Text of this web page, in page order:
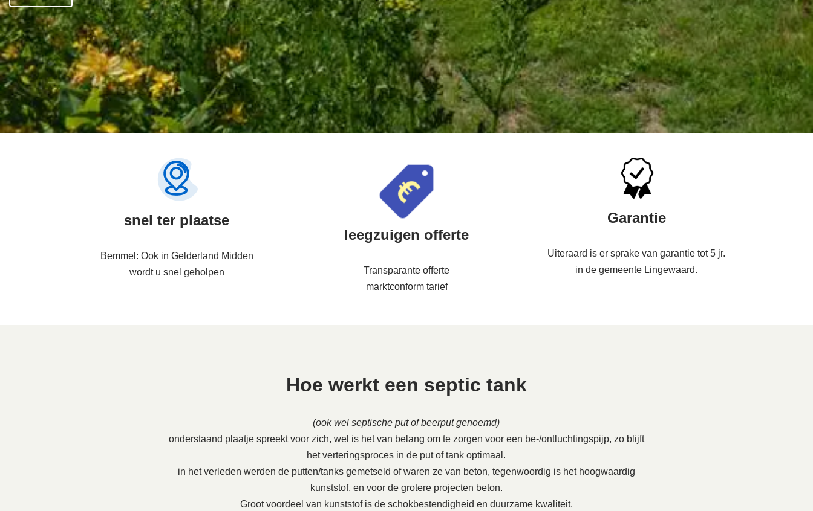
snel ter plaatse
Bemmel: Ook in Gelderland Midden
wordt u snel geholpen
leegzuigen offerte
Transparante offerte
marktconform tarief
Garantie
Uiteraard is er sprake van garantie tot 5 jr.
in de gemeente Lingewaard.
Hoe werkt een septic tank
(ook wel septische put of beerput genoemd)
onderstaand plaatje spreekt voor zich, wel is het van belang om te zorgen voor een be-/ontluchtingspijp, zo blijft
het verteringsproces in de put of tank optimaal.
in het verleden werden de putten/tanks gemetseld of waren ze van beton, tegenwoordig is het hoogwaardig
kunststof, en voor de grotere projecten beton.
Groot voordeel van kunststof is de schokbestendigheid en duurzame kwaliteit.